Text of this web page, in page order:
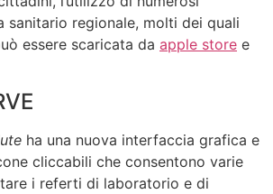
sanitario regionale, molti dei quali
essere scaricata da apple store e
ha una nuova interfaccia grafica e
cliccabili che consentono varie
i referti di laboratorio e di